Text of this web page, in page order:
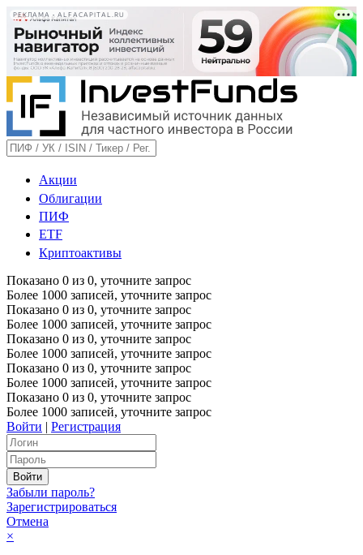
РЕКЛАМА • ALFACAPITAL.RU
Акции
Облигации
ПИФ
ETF
Криптоактивы
Показано 0 из 0, уточните запрос
Более 1000 записей, уточните запрос
Показано 0 из 0, уточните запрос
Более 1000 записей, уточните запрос
Показано 0 из 0, уточните запрос
Более 1000 записей, уточните запрос
Показано 0 из 0, уточните запрос
Более 1000 записей, уточните запрос
Показано 0 из 0, уточните запрос
Более 1000 записей, уточните запрос
Войти | Регистрация
Забыли пароль?
Зарегистрироваться
Отмена
×